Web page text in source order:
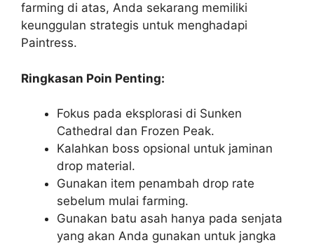
farming di atas, Anda sekarang memiliki
keunggulan strategis untuk menghadapi
Paintress.
Ringkasan Poin Penting:
Fokus pada eksplorasi di Sunken
Cathedral dan Frozen Peak.
Kalahkan boss opsional untuk jaminan
drop material.
Gunakan item penambah drop rate
sebelum mulai farming.
Gunakan batu asah hanya pada senjata
yang akan Anda gunakan untuk jangka